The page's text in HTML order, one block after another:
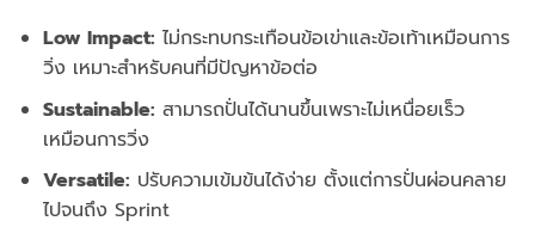
Low Impact: ไม่กระทบกระเทือนข้อเข่าและข้อเท้าเหมือนการ
วิ่ง เหมาะสำหรับคนที่มีปัญหาข้อต่อ
Sustainable: สามารถปั่นได้นานขึ้นเพราะไม่เหนื่อยเร็ว
เหมือนการวิ่ง
Versatile: ปรับความเข้มข้นได้ง่าย ตั้งแต่การปั่นผ่อนคลาย
ไปจนถึง Sprint